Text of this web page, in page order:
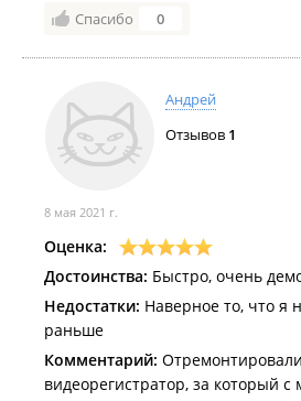
Спасибо 0
Андрей
Отзывов 1
8 мая 2021 г.
Оценка:
Достоинства: Быстро, очень
Недостатки: Наверное то, что я
раньше
Комментарий:
видеорегистратор, за который с